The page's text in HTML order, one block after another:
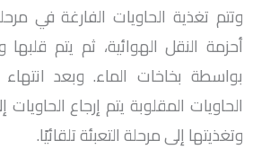
وتتم تغذية الحاويات الفارغة في
أحزمة النقل الهوائية، ثم يتم
بواسطة بخاخات الماء. وبعد
الحاويات المقلوبة يتم إرجاع
وتغذيتها إلى مرحلة التعبئة تلقائيًا.